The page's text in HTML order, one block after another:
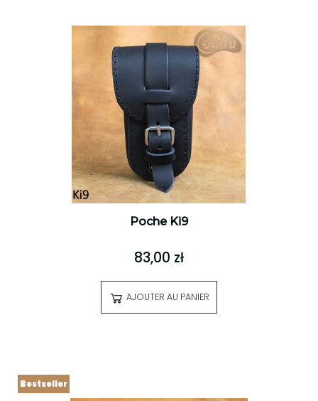
Poche Ki9
83,00 zł
AJOUTER AU PANIER
Bestseller